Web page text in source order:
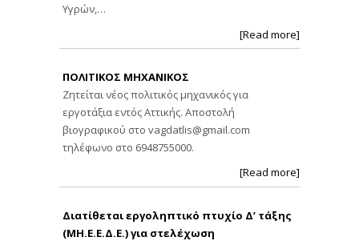
Υγρών,…
[Read more]
ΠΟΛΙΤΙΚΟΣ ΜΗΧΑΝΙΚΟΣ
Ζητείται νέος πολιτικός μηχανικός για
εργοτάξια εντός Αττικής. Αποστολή
βιογραφικού στο vagdatlis@gmail.com
τηλέφωνο στο 6948755000.
[Read more]
Διατίθεται εργοληπτικό πτυχίο Δ’ τάξης
(ΜΗ.Ε.Ε.Δ.Ε.) για στελέχωση